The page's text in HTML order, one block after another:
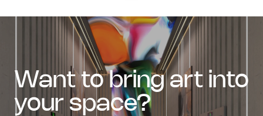
want to bring art into
your space?